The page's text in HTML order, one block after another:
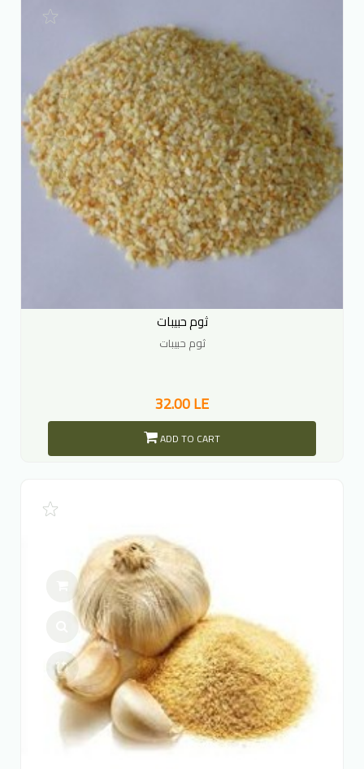
ثوم حبيبات
ثوم حبيبات
32.00 LE
ADD TO CART